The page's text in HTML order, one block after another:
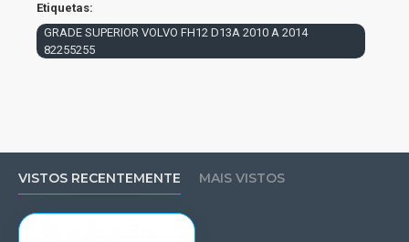
Etiquetas:
GRADE SUPERIOR VOLVO FH12 D13A 2010 A 2014
82255255
VISTOS RECENTEMENTE MAIS VISTOS